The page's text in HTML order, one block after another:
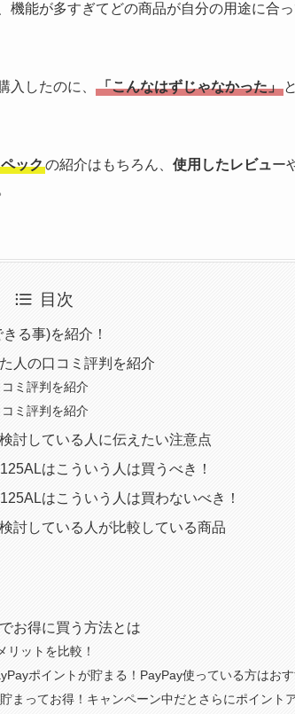
能が多すぎてどの商品が自分の用途に合
入したのに、 「こんなはずじゃなかった」
ックの紹介はもちろん、 使用したレビュー
目次
る事)を紹介！
人の口コミ評判を紹介
ミ評判を紹介
ミ評判を紹介
討している人に伝えたい注意点
はこういう人は買うべき！
はこういう人は買わないべき！
討している人が比較している商品
お得に買う方法とは
リットを比較！
ポイントが貯まる！PayPay使っている方はおす
まってお得！キャンペーン中だとさらにポイント